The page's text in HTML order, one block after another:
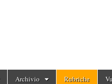
Archivio Rubriche